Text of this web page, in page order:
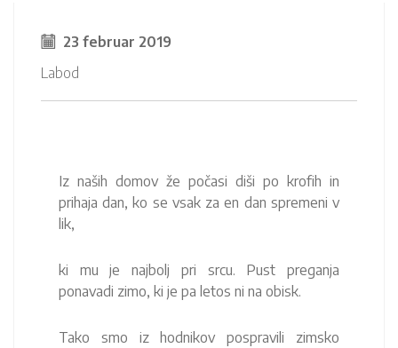
23 februar 2019
Labod
Iz naših domov že počasi diši po krofih in
prihaja dan, ko se vsak za en dan spremeni v
lik,
ki mu je najbolj pri srcu. Pust preganja
ponavadi zimo, ki je pa letos ni na obisk.
Tako smo iz hodnikov pospravili zimsko